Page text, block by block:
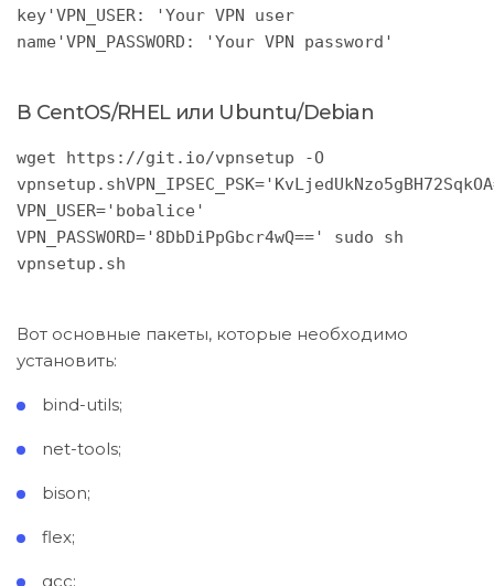
key'VPN_USER: 'Your VPN user
name'VPN_PASSWORD: 'Your VPN password'
В CentOS/RHEL или Ubuntu/Debian
wget https://git.io/vpnsetup -O
VPN_USER='bobalice'
VPN_PASSWORD='8DbDiPpGbcr4wQ==' sudo sh
vpnsetup.sh
Вот основные пакеты, которые необходимо
установить:
bind-utils;
net-tools;
bison;
flex;
gcc;